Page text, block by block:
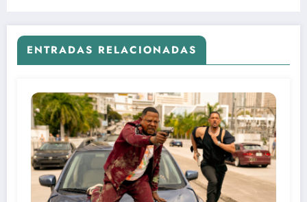
ENTRADAS RELACIONADAS